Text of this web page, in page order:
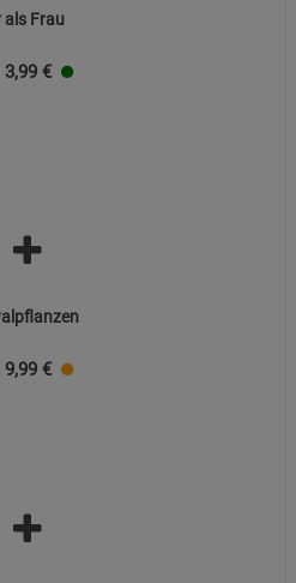
als Frau
3,99 €
9,99 €
(3)
Datenschutzerklärung